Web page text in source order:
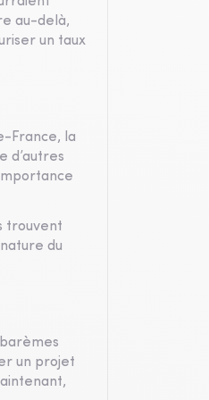
au-delà,
un taux
France, la
d’autres
trouvent
du
un projet